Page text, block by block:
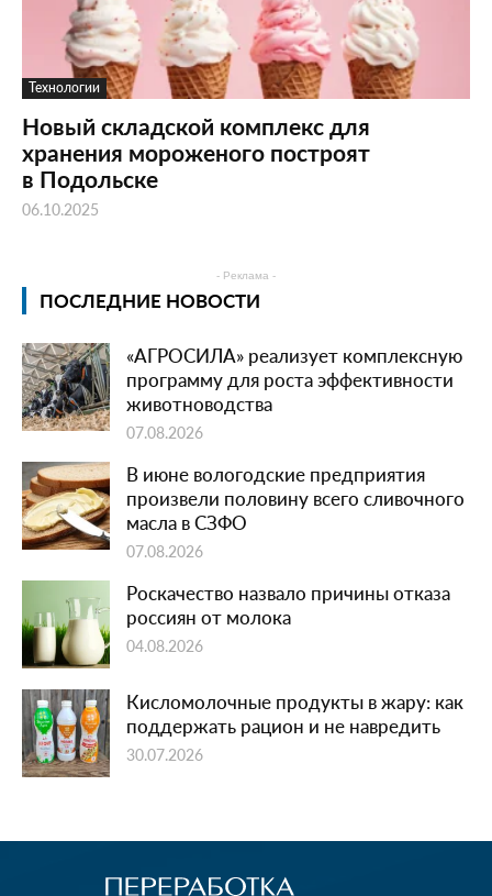
Технологии
Новый складской комплекс для
хранения мороженого построят
в Подольске
06.10.2025
- Реклама -
ПОСЛЕДНИЕ НОВОСТИ
«АГРОСИЛА» реализует комплексную
программу для роста эффективности
животноводства
07.08.2026
В июне вологодские предприятия
произвели половину всего сливочного
масла в СЗФО
07.08.2026
Роскачество назвало причины отказа
россиян от молока
04.08.2026
Кисломолочные продукты в жару: как
поддержать рацион и не навредить
30.07.2026